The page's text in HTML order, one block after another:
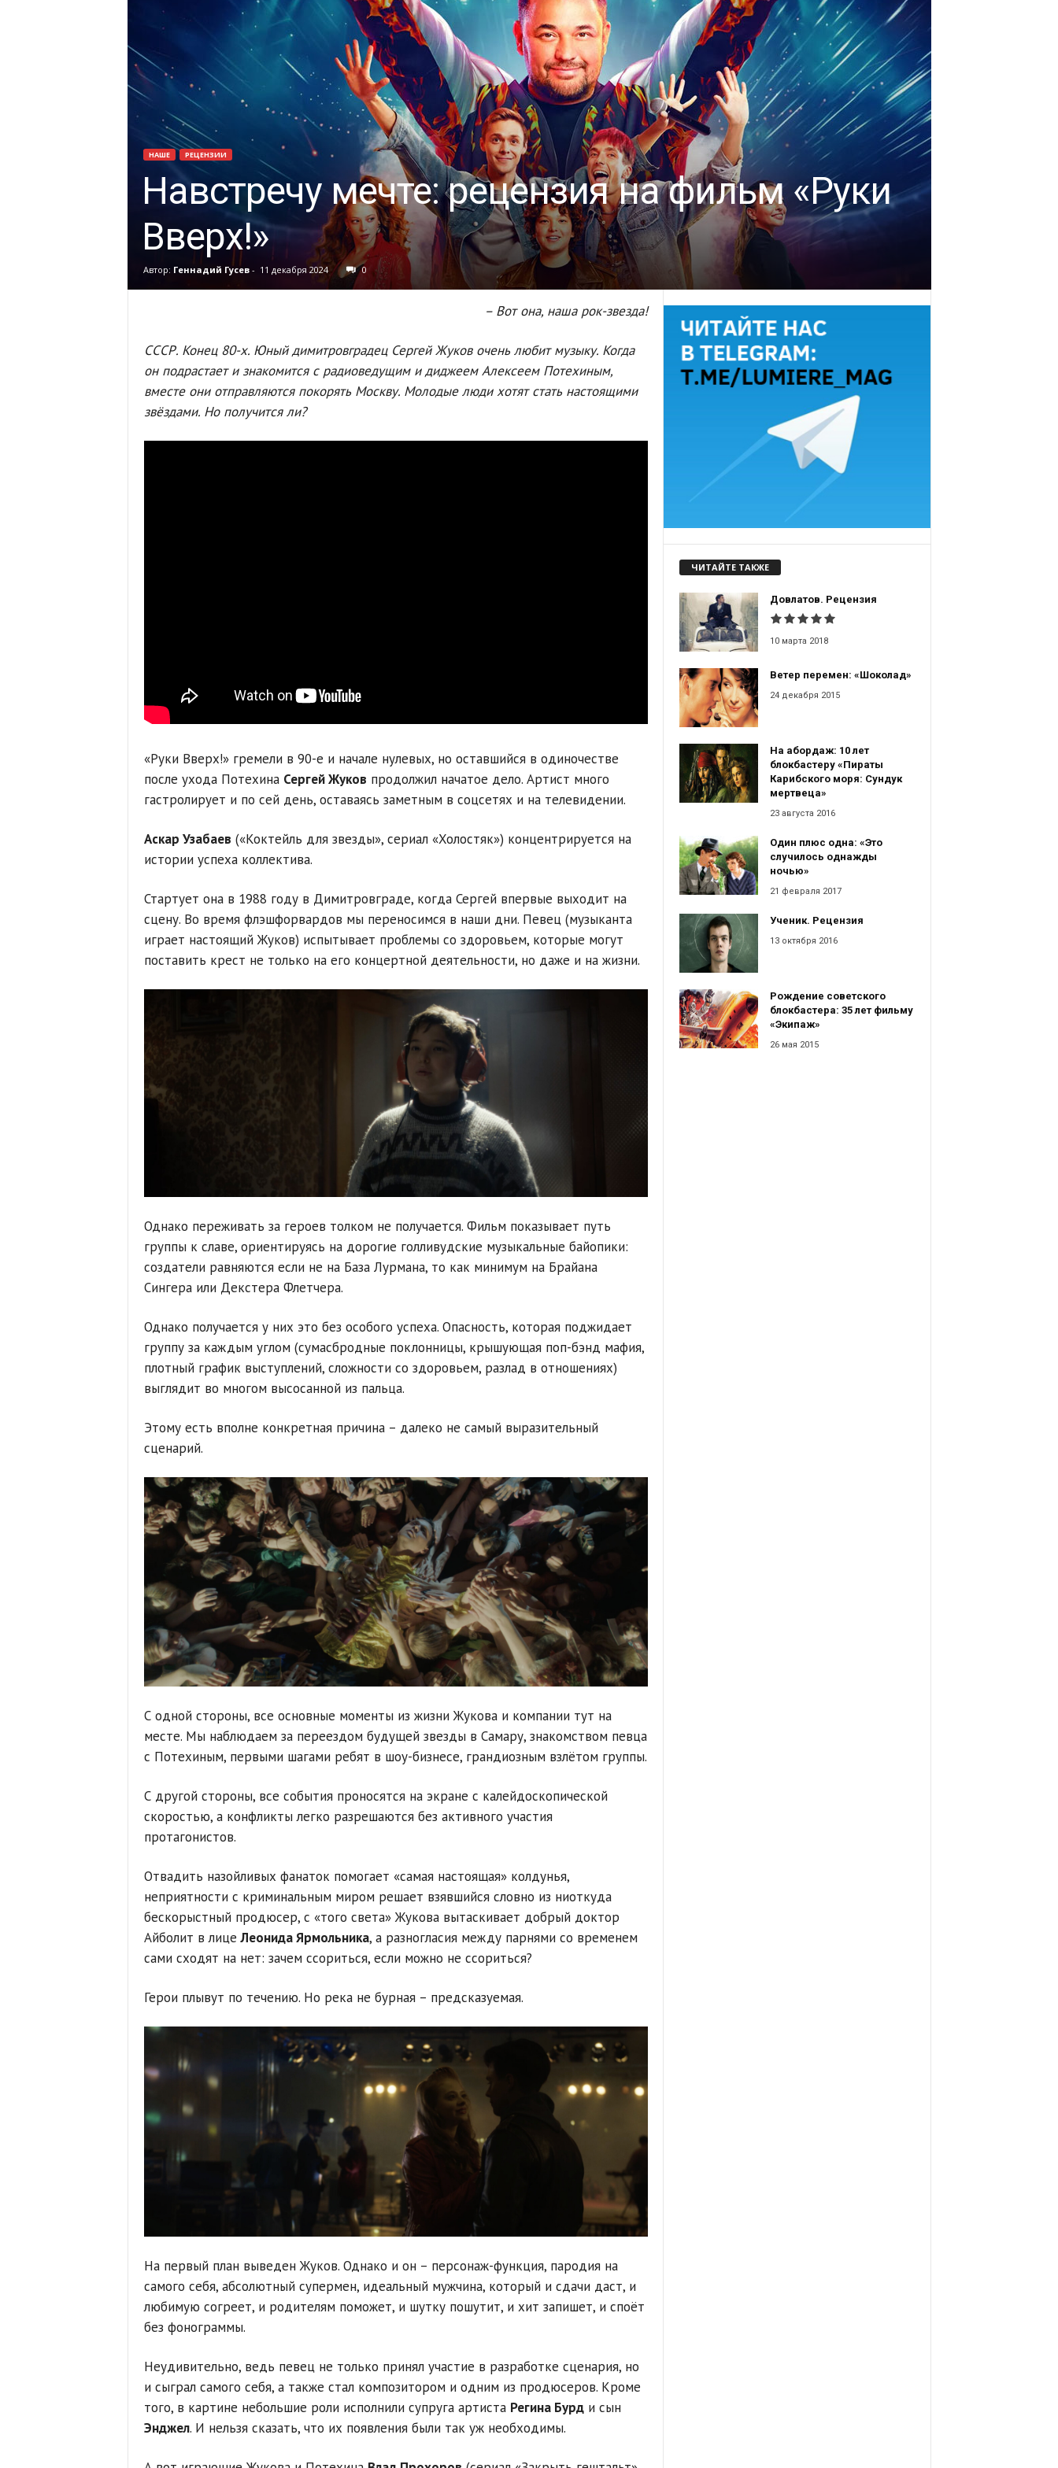
НАШЕ РЕЦЕНЗИИ
Навстречу мечте: рецензия на фильм «Руки
Вверх!»
Автор: Геннадий Гусев- 11 декабря 2024 0
– Вот она, наша рок-звезда!
СССР. Конец 80-х. Юный димитровградец Сергей Жуков очень любит музыку. Когда
он подрастает и знакомится с радиоведущим и диджеем Алексеем Потехиным,
вместе они отправляются покорять Москву. Молодые люди хотят стать настоящими
звёздами. Но получится ли?
«Руки Вверх!» гремели в 90-е и начале нулевых, но оставшийся в одиночестве
после ухода Потехина Сергей Жуков продолжил начатое дело. Артист много
гастролирует и по сей день, оставаясь заметным в соцсетях и на телевидении.
Аскар Узабаев («Коктейль для звезды», сериал «Холостяк») концентрируется на
истории успеха коллектива.
Стартует она в 1988 году в Димитровграде, когда Сергей впервые выходит на
сцену. Во время флэшфорвардов мы переносимся в наши дни. Певец (музыканта
играет настоящий Жуков) испытывает проблемы со здоровьем, которые могут
поставить крест не только на его концертной деятельности, но даже и на жизни.
Однако переживать за героев толком не получается. Фильм показывает путь
группы к славе, ориентируясь на дорогие голливудские музыкальные байопики:
создатели равняются если не на База Лурмана, то как минимум на Брайана
Сингера или Декстера Флетчера.
Однако получается у них это без особого успеха. Опасность, которая поджидает
группу за каждым углом (сумасбродные поклонницы, крышующая поп-бэнд мафия,
плотный график выступлений, сложности со здоровьем, разлад в отношениях)
выглядит во многом высосанной из пальца.
Этому есть вполне конкретная причина – далеко не самый выразительный
сценарий.
С одной стороны, все основные моменты из жизни Жукова и компании тут на
месте. Мы наблюдаем за переездом будущей звезды в Самару, знакомством певца
с Потехиным, первыми шагами ребят в шоу-бизнесе, грандиозным взлётом группы.
С другой стороны, все события проносятся на экране с калейдоскопической
скоростью, а конфликты легко разрешаются без активного участия
протагонистов.
Отвадить назойливых фанаток помогает «самая настоящая» колдунья,
неприятности с криминальным миром решает взявшийся словно из ниоткуда
бескорыстный продюсер, с «того света» Жукова вытаскивает добрый доктор
Айболит в лицеЛеонида Ярмольника, а разногласия между парнями со временем
сами сходят на нет: зачем ссориться, если можно не ссориться?
Герои плывут по течению. Но река не бурная – предсказуемая.
На первый план выведен Жуков. Однако и он – персонаж-функция, пародия на
самого себя, абсолютный супермен, идеальный мужчина, который и сдачи даст, и
любимую согреет, и родителям поможет, и шутку пошутит, и хит запишет, и споёт
без фонограммы.
Неудивительно, ведь певец не только принял участие в разработке сценария, но
и сыграл самого себя, а также стал композитором и одним из продюсеров. Кроме
того, в картине небольшие роли исполнили супруга артиста Регина Бурди сын
Энджел. И нельзя сказать, что их появления были так уж необходимы.
ЧИТАЙТЕ ТАКЖЕ
Довлатов. Рецензия
10 марта 2018
Ветер перемен: «Шоколад»
24 декабря 2015
На абордаж: 10 лет
блокбастеру «Пираты
Карибского моря: Сундук
мертвеца»
23 августа 2016
Один плюс одна: «Это
случилось однажды
ночью»
21 февраля 2017
Ученик. Рецензия
13 октября 2016
Рождение советского
блокбастера: 35 лет фильму
«Экипаж»
26 мая 2015